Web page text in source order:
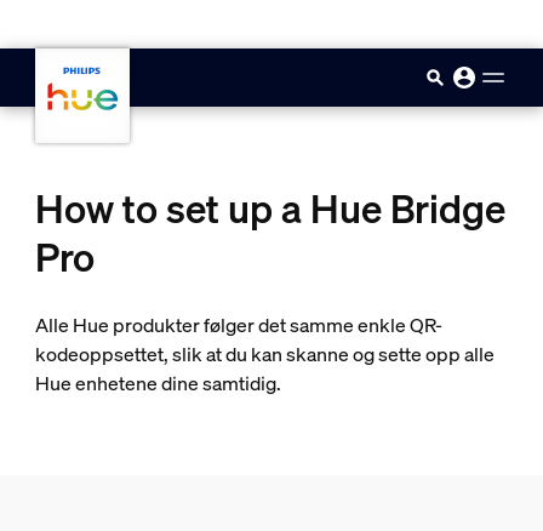
How to set up a Hue Bridge
Pro
Alle Hue produkter følger det samme enkle QR-
kodeoppsettet, slik at du kan skanne og sette opp alle
Hue enhetene dine samtidig.